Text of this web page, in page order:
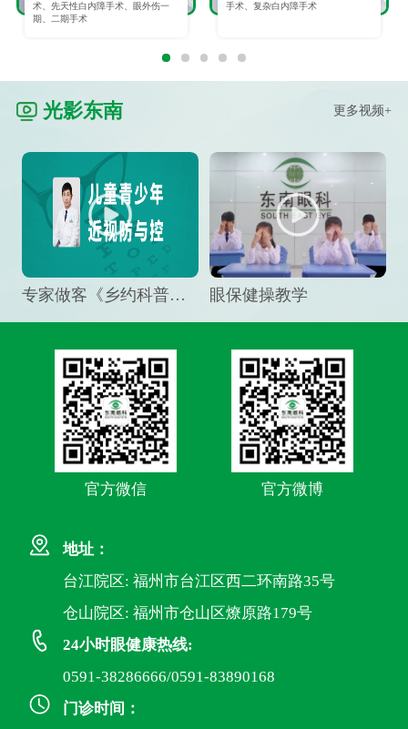
术、先天性白内障手术、眼外伤一
期、二期手术
手术、复杂白内障手术
光影东南 更多视频+
专家做客《乡约科普》栏目，预防孩子近视竟然这么“简单” 眼保健操教学
官方微信 官方微博
地址：
台江院区: 福州市台江区西二环南路35号
仓山院区: 福州市仓山区燎原路179号
24小时眼健康热线:
0591-38286666/0591-83890168
门诊时间：